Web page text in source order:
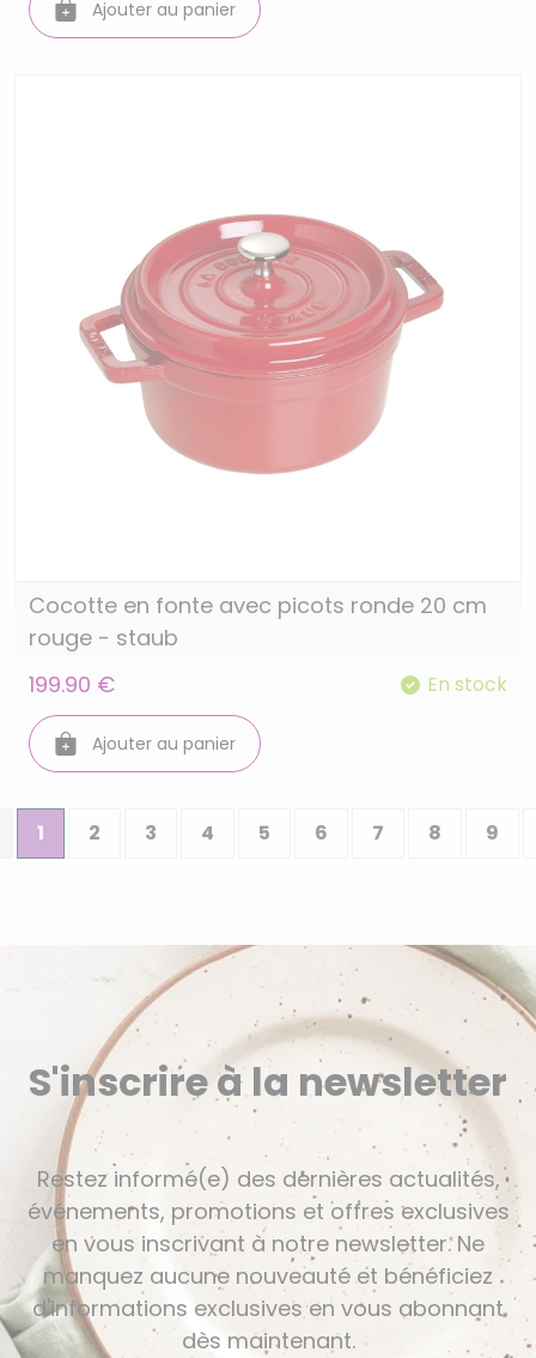
Ajouter au panier
Cocotte en fonte avec picots ronde 20 cm
rouge - staub
199.90 €
En stock
Ajouter au panier
1 2 3 4 5 6 7 8 9
S'inscrire à la newsletter
Restez informé(e) des dernières actualités,
événements, promotions et offres exclusives
en vous inscrivant à notre newsletter. Ne
manquez aucune nouveauté et bénéficiez
d'informations exclusives en vous abonnant
dès maintenant.